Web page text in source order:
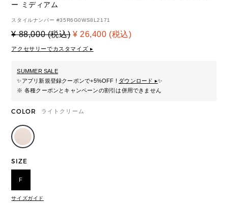
ー ミディアム
スタイルナンバー #35R6G0WS8L2171
¥ 88,000 (税込) ¥ 26,400 (税込)
アクセサリーでカスタマイズ ▸
SUMMER SALE
✨アプリ新規登録クーポンで+5%OFF ! ダウンロード ▸✨
※ 各種クーポンとキャンペーンの割引は併用できません
COLOR ライトクリーム
SIZE
F
サイズガイド